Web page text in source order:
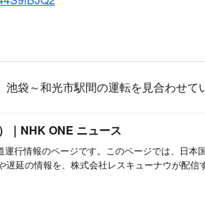
続出、安全確認も実施
上線の様子